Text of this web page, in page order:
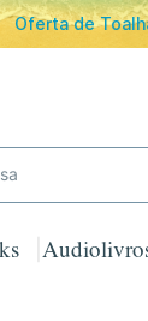
de Praia